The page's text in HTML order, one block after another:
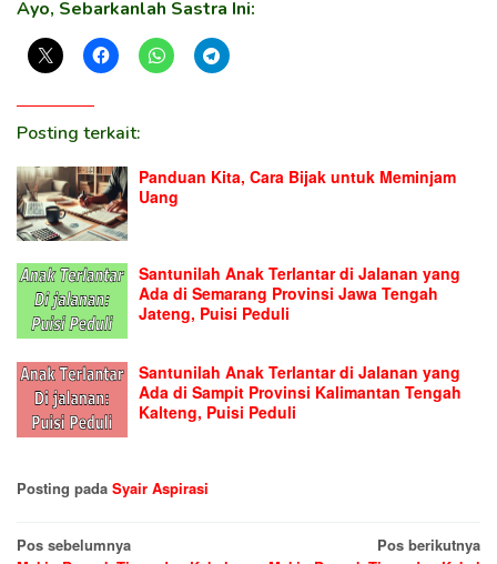
Ayo, Sebarkanlah Sastra Ini:
Posting terkait:
Panduan Kita, Cara Bijak untuk Meminjam
Uang
Santunilah Anak Terlantar di Jalanan yang
Ada di Semarang Provinsi Jawa Tengah
Jateng, Puisi Peduli
Santunilah Anak Terlantar di Jalanan yang
Ada di Sampit Provinsi Kalimantan Tengah
Kalteng, Puisi Peduli
Posting pada Syair Aspirasi
Navigasi
Pos sebelumnya
Pos berikutnya